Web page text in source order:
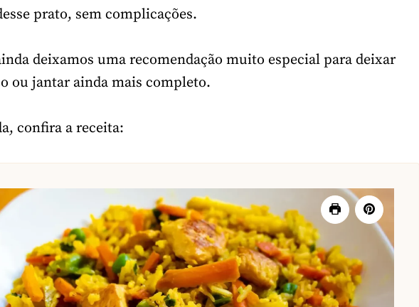
prato, sem complicações.
deixamos uma recomendação muito especial para deixar
ou jantar ainda mais completo.
confira a receita: